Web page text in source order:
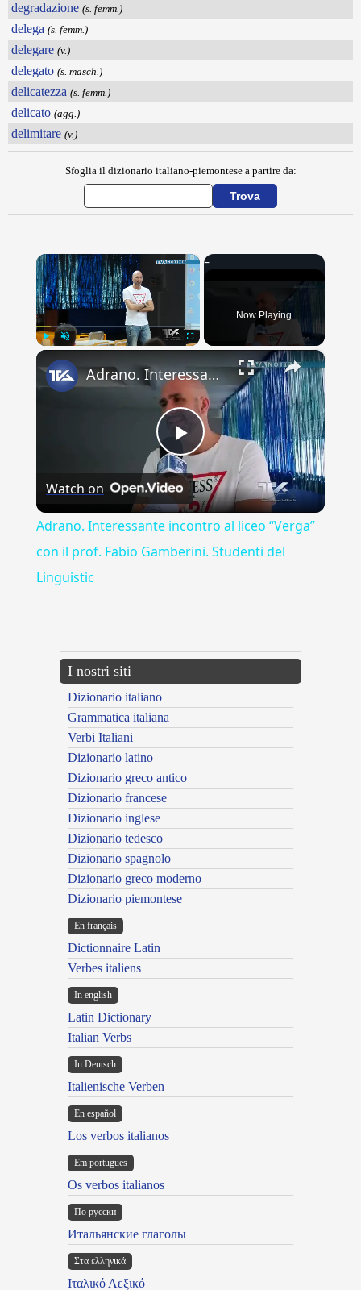
degradazione (s. femm.)
delega (s. femm.)
delegare (v.)
delegato (s. masch.)
delicatezza (s. femm.)
delicato (agg.)
delimitare (v.)
Sfoglia il dizionario italiano-piemontese a partire da:
×
Now Playing
×
Play
Video
Adrano. Interessante incontro al liceo “Verga” con il prof. Fabio Gamberini. Studenti del Linguistic
Watch on
Adrano. Interessante incontro al liceo “Verga”
con il prof. Fabio Gamberini. Studenti del
Linguistic
I nostri siti
Dizionario italiano
Grammatica italiana
Verbi Italiani
Dizionario latino
Dizionario greco antico
Dizionario francese
Dizionario inglese
Dizionario tedesco
Dizionario spagnolo
Dizionario greco moderno
Dizionario piemontese
En français
Dictionnaire Latin
Verbes italiens
In english
Latin Dictionary
Italian Verbs
In Deutsch
Italienische Verben
En español
Los verbos italianos
Em portugues
Os verbos italianos
По русски
Итальянские глаголы
Στα ελληνικά
Ιταλικό Λεξικό